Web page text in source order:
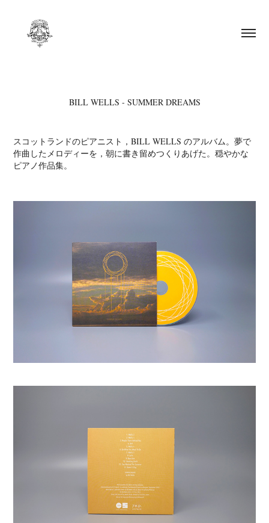
BILL WELLS - SUMMER DREAMS
スコットランドのピアニスト，BILL WELLS のアルバム。夢で
作曲したメロディーを，朝に書き留めつくりあげた。穏やかな
ピアノ作品集。